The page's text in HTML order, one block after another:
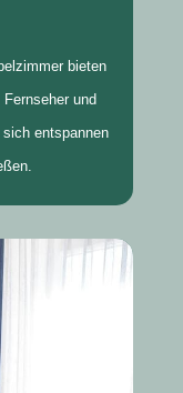
bieten
und
entspannen